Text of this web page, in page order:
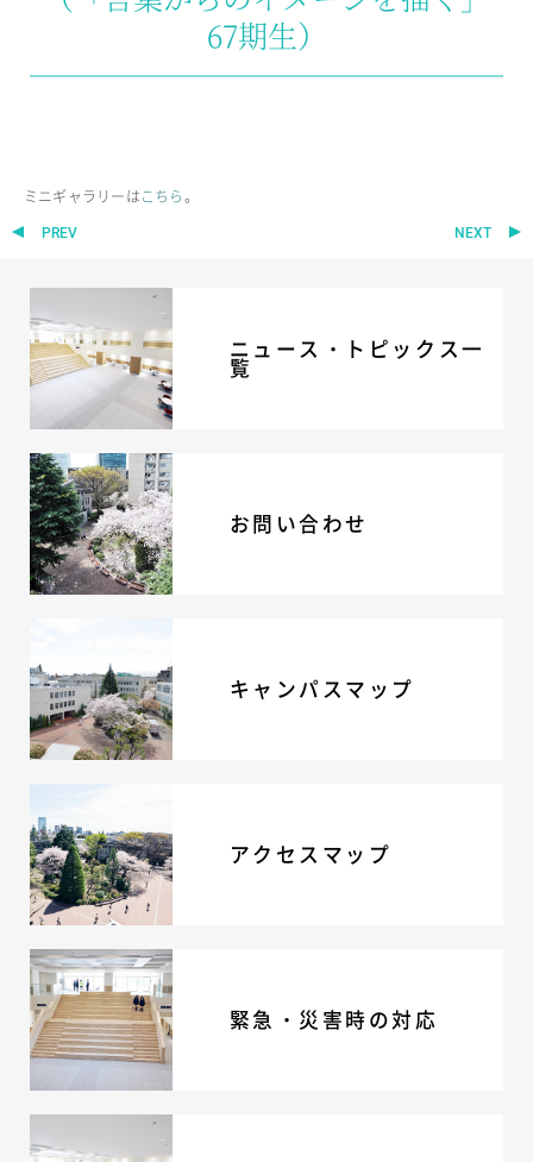
1日の流れ
制服紹介
進学・進路
学友会
生徒の作品
ADMISSION
入試・入学案内
入試要項
志願者速報
入試結果
入学金・学費等一覧
入試問題
学校案内
編入学・転入学試験
よくあるご質問
INFORMATION
総合案内
ニュース・トピック
お問い合わせ
キャンパスマップ
アクセスマップ
緊急・災害時の対応
ご支援をお考えの方へ
67期生）
ミニギャラリーはこちら。
PREV NEXT
ニュース・トピックス一
覧
お問い合わせ
キャンパスマップ
アクセスマップ
緊急・災害時の対応